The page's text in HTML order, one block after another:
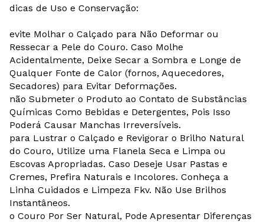
dicas de Uso e Conservação:
evite Molhar o Calçado para Não Deformar ou
Ressecar a Pele do Couro. Caso Molhe
Acidentalmente, Deixe Secar a Sombra e Longe de
Qualquer Fonte de Calor (fornos, Aquecedores,
Secadores) para Evitar Deformações.
não Submeter o Produto ao Contato de Substâncias
Químicas Como Bebidas e Detergentes, Pois Isso
Poderá Causar Manchas Irreversíveis.
para Lustrar o Calçado e Revigorar o Brilho Natural
do Couro, Utilize uma Flanela Seca e Limpa ou
Escovas Apropriadas. Caso Deseje Usar Pastas e
Cremes, Prefira Naturais e Incolores. Conheça a
Linha Cuidados e Limpeza Fkv. Não Use Brilhos
Instantâneos.
o Couro Por Ser Natural, Pode Apresentar Diferenças